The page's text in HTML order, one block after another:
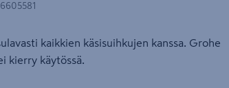
kaikkien käsisuihkujen kanssa. Grohe
kierry käytössä.